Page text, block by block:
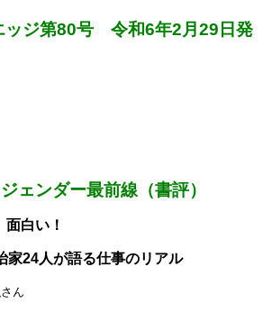
ッジ第80号 令和6年2月29日発
ンダー最前線（書評）
白い！
24人が語る仕事のリアル
さん